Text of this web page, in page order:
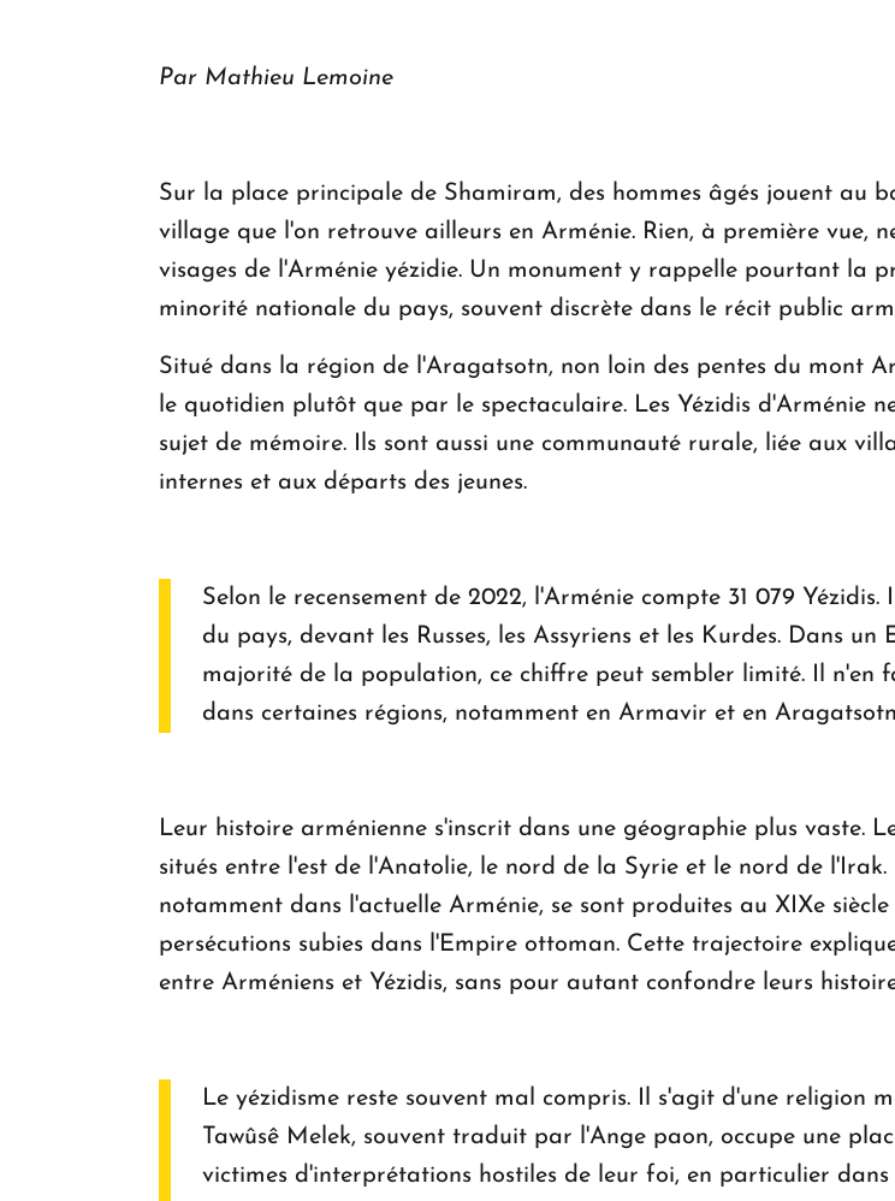
Par Mathieu Lemoine
Sur la place principale de Shamiram, des hommes âgés jouent au
village que l'on retrouve ailleurs en Arménie. Rien, à première vue,
visages de l'Arménie yézidie. Un monument y rappelle pourtant la
minorité nationale du pays, souvent discrète dans le récit public
Situé dans la région de l'Aragatsotn, non loin des pentes du mont
le quotidien plutôt que par le spectaculaire. Les Yézidis d'Arménie
sujet de mémoire. Ils sont aussi une communauté rurale, liée aux
internes et aux départs des jeunes.
Selon le recensement de 2022, l'Arménie compte 31 079
du pays, devant les Russes, les Assyriens et les Kurdes. Dans
majorité de la population, ce chiffre peut sembler limité. Il n'en
dans certaines régions, notamment en Armavir et en
Leur histoire arménienne s'inscrit dans une géographie plus vaste.
situés entre l'est de l'Anatolie, le nord de la Syrie et le nord de
notamment dans l'actuelle Arménie, se sont produites au XIXe
persécutions subies dans l'Empire ottoman. Cette trajectoire
entre Arméniens et Yézidis, sans pour autant confondre leurs
Le yézidisme reste souvent mal compris. Il s'agit d'une religion
Tawûsê Melek, souvent traduit par l'Ange paon, occupe une
victimes d'interprétations hostiles de leur foi, en particulier